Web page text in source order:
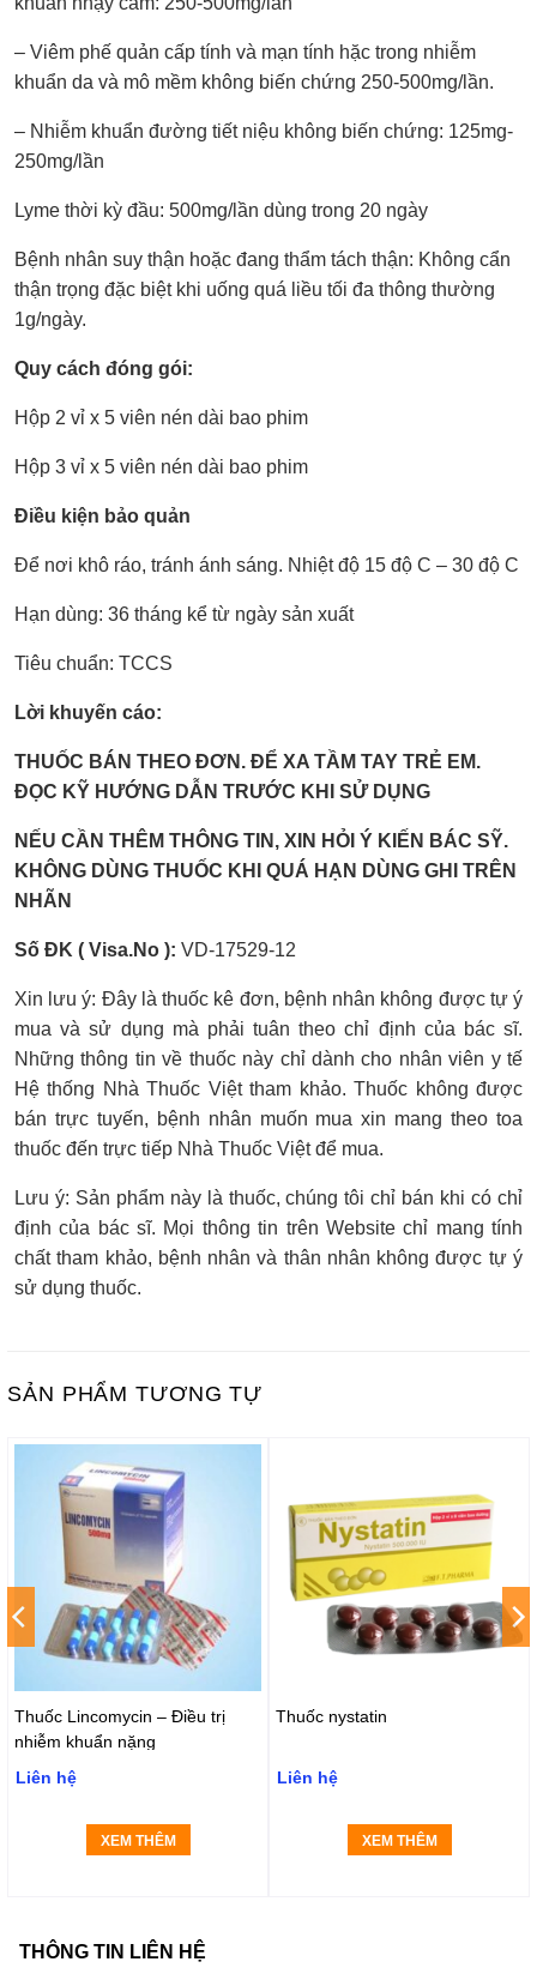
– Viêm phế quản cấp tính và mạn tính hặc trong nhiễm
khuẩn da và mô mềm không biến chứng 250-500mg/lần.
– Nhiễm khuẩn đường tiết niệu không biến chứng: 125mg-
250mg/lần
Lyme thời kỳ đầu: 500mg/lần dùng trong 20 ngày
Bệnh nhân suy thận hoặc đang thẩm tách thận: Không cẩn
thận trọng đặc biệt khi uống quá liều tối đa thông thường
1g/ngày.
Quy cách đóng gói:
Hộp 2 vỉ x 5 viên nén dài bao phim
Hộp 3 vỉ x 5 viên nén dài bao phim
Điều kiện bảo quản
Để nơi khô ráo, tránh ánh sáng. Nhiệt độ 15 độ C – 30 độ C
Hạn dùng: 36 tháng kể từ ngày sản xuất
Tiêu chuẩn: TCCS
Lời khuyến cáo:
THUỐC BÁN THEO ĐƠN. ĐỂ XA TẦM TAY TRẺ EM.
ĐỌC KỸ HƯỚNG DẪN TRƯỚC KHI SỬ DỤNG
NẾU CẦN THÊM THÔNG TIN, XIN HỎI Ý KIẾN BÁC SỸ.
KHÔNG DÙNG THUỐC KHI QUÁ HẠN DÙNG GHI TRÊN
NHÃN
Số ĐK ( Visa.No ): VD-17529-12
Xin lưu ý: Đây là thuốc kê đơn, bệnh nhân không được tự ý
mua và sử dụng mà phải tuân theo chỉ định của bác sĩ.
Những thông tin về thuốc này chỉ dành cho nhân viên y tế
Hệ thống Nhà Thuốc Việt tham khảo. Thuốc không được
bán trực tuyến, bệnh nhân muốn mua xin mang theo toa
thuốc đến trực tiếp Nhà Thuốc Việt để mua.
Lưu ý: Sản phẩm này là thuốc, chúng tôi chỉ bán khi có chỉ
định của bác sĩ. Mọi thông tin trên Website chỉ mang tính
chất tham khảo, bệnh nhân và thân nhân không được tự ý
sử dụng thuốc.
SẢN PHẨM TƯƠNG TỰ
Thuốc Lincomycin – Điều trị
nhiễm khuẩn nặng
Liên hệ
XEM THÊM
Thuốc nystatin
Liên hệ
XEM THÊM
THÔNG TIN LIÊN HỆ